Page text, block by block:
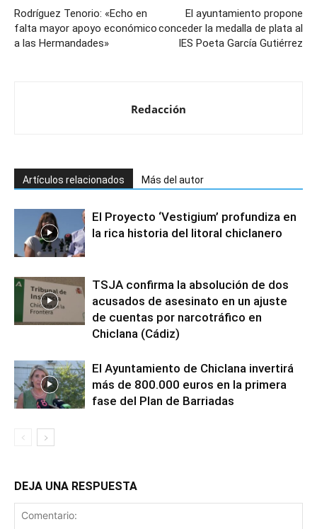
Rodríguez Tenorio: «Echo en
falta mayor apoyo económico
a las Hermandades»
El ayuntamiento propone
conceder la medalla de plata al
IES Poeta García Gutiérrez
Redacción
Artículos relacionados Más del autor
El Proyecto ‘Vestigium’ profundiza en
la rica historia del litoral chiclanero
TSJA confirma la absolución de dos
acusados de asesinato en un ajuste
de cuentas por narcotráfico en
Chiclana (Cádiz)
El Ayuntamiento de Chiclana invertirá
más de 800.000 euros en la primera
fase del Plan de Barriadas
DEJA UNA RESPUESTA